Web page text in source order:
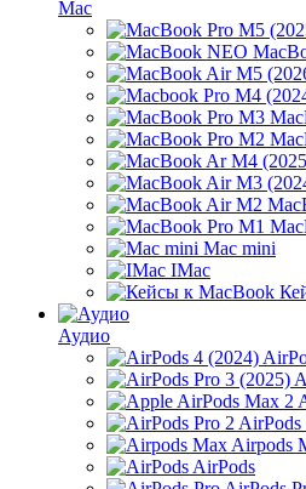
Mac
Mac mini
IMac
Аудио
AirPods
Airpods
AirPods